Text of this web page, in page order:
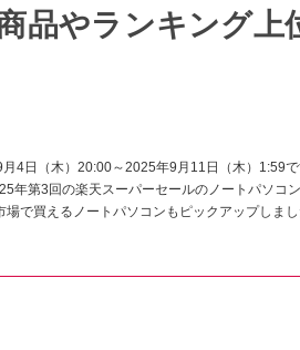
品やランキング上
4日（木）20:00～2025年9月11日（木）1:59
年第3回の楽天スーパーセールのノートパソコ
で買えるノートパソコンもピックアップしま